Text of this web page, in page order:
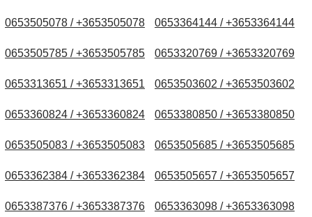
0653505078 / +3653505078 0653364144 / +3653364144
0653505785 / +3653505785 0653320769 / +3653320769
0653313651 / +3653313651 0653503602 / +3653503602
0653360824 / +3653360824 0653380850 / +3653380850
0653505083 / +3653505083 0653505685 / +3653505685
0653362384 / +3653362384 0653505657 / +3653505657
0653387376 / +3653387376 0653363098 / +3653363098